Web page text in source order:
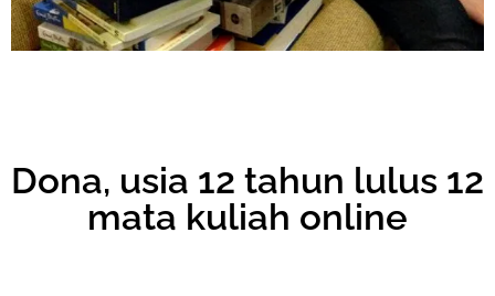
Dona, usia 12 tahun lulus 12
mata kuliah online